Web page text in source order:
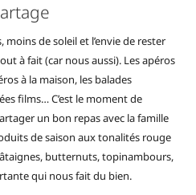
de soleil et l’envie de rester
à fait (car nous aussi). Les apéros
à la maison, les balades
films… C’est le moment de
un bon repas avec la famille
de saison aux tonalités rouge
butternuts, topinambours,
qui nous fait du bien.